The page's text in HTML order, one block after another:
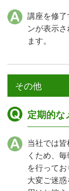
講座を修
ンが表示
ます。
その他
定期的な
当社では
くため、
を行ってお
大変ご迷